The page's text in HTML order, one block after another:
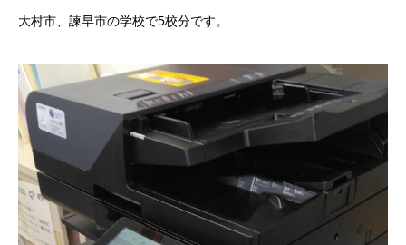
大村市、諫早市の学校で5校分です。